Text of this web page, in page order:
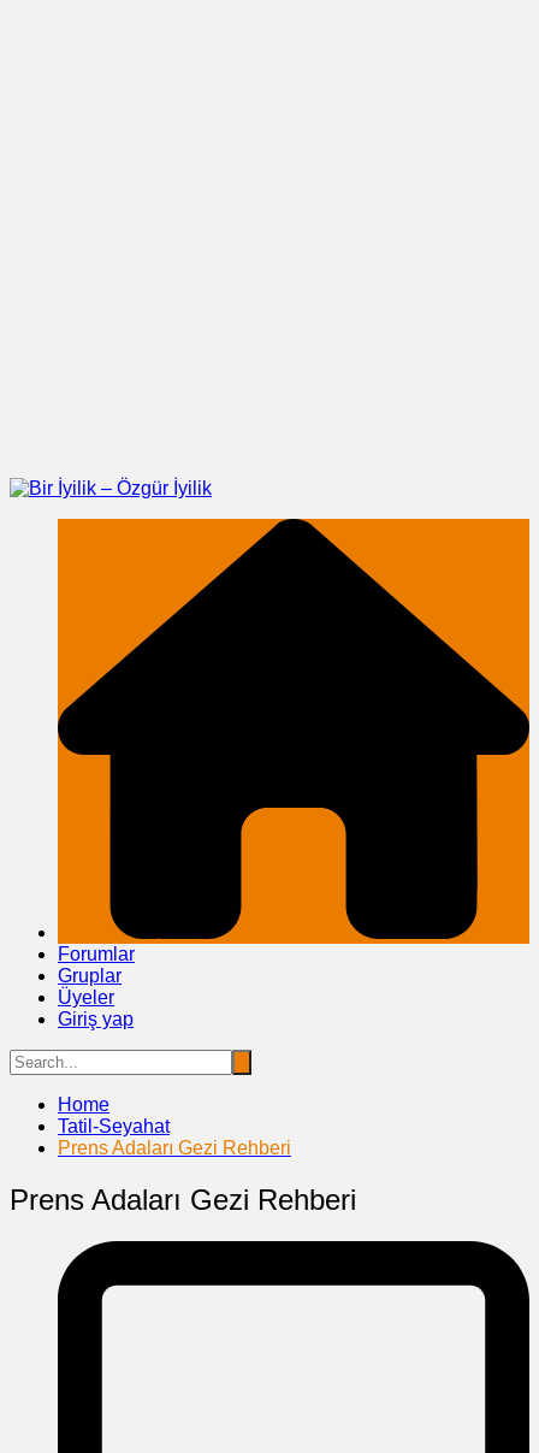
Forumlar
Gruplar
Üyeler
Giriş yap
Home
Tatil-Seyahat
Prens Adaları Gezi Rehberi
Prens Adaları Gezi Rehberi